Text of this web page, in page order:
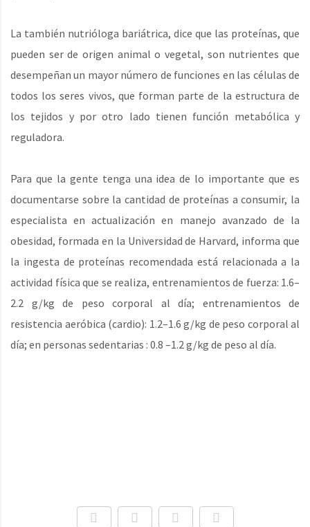
La también nutrióloga bariátrica, dice que las proteínas, que
pueden ser de origen animal o vegetal, son nutrientes que
desempeñan un mayor número de funciones en las células de
todos los seres vivos, que forman parte de la estructura de
los tejidos y por otro lado tienen función metabólica y
reguladora.
Para que la gente tenga una idea de lo importante que es
documentarse sobre la cantidad de proteínas a consumir, la
especialista en actualización en manejo avanzado de la
obesidad, formada en la Universidad de Harvard, informa que
la ingesta de proteínas recomendada está relacionada a la
actividad física que se realiza, entrenamientos de fuerza: 1.6–
2.2 g/kg de peso corporal al día; entrenamientos de
resistencia aeróbica (cardio): 1.2–1.6 g/kg de peso corporal al
día; en personas sedentarias : 0.8 –1.2 g/kg de peso al día.